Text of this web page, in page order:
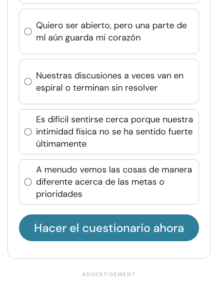
Quiero ser abierto, pero una parte de
mí aún guarda mi corazón
Nuestras discusiones a veces van en
espiral o terminan sin resolver
Es difícil sentirse cerca porque nuestra
intimidad física no se ha sentido fuerte
últimamente
A menudo vemos las cosas de manera
diferente acerca de las metas o
prioridades
Hacer el cuestionario ahora